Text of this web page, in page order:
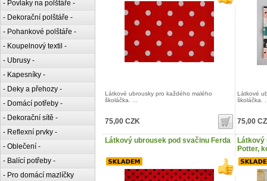
- Povlaky na polštáře -
- Dekorační polštáře -
- Pohankové polštáře -
- Koupelnový textil -
- Ubrusy -
- Kapesníky -
- Deky a přehozy -
- Domácí potřeby -
- Dekorační sítě -
- Reflexní prvky -
- Oblečení -
- Balící potřeby -
- Pro domácí mazlíčky
Látkové ubrousky pro každého malého
školáčka. ...
75,00 CZK
Látkové
školáčka.
75,00
Látkový ubrousek pod svačinu Ferda
Látkový
Potter,